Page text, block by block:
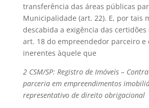
transferência das áreas públicas
Municipalidade (art. 22). E, por tais
descabida a exigência das certidões
art. 18 do empreendedor parceiro e
inerentes àquele que
2 CSM/SP: Registro de Imóveis –
parceria em empreendimentos
representativo de direito obrigacional